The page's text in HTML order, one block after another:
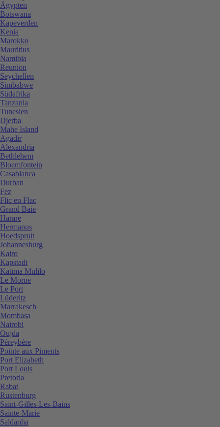
Ägypten
Botswana
Kapeverden
Kenia
Marokko
Mauritius
Namibia
Reunion
Seychellen
Simbabwe
Südafrika
Tanzania
Tunesien
Djerba
Mahe Island
Agadir
Alexandria
Bethlehem
Bloemfontein
Casablanca
Durban
Fez
Flic en Flac
Grand Baie
Harare
Hermanus
Hoedspruit
Johannesburg
Kairo
Kapstadt
Katima Mulilo
Le Morne
Le Port
Lüderitz
Marrakesch
Mombasa
Nairobi
Oujda
Péreybère
Pointe aux Piments
Port Elizabeth
Port Louis
Pretoria
Rabat
Rustenburg
Saint-Gilles-Les-Bains
Sainte-Marie
Saldanha